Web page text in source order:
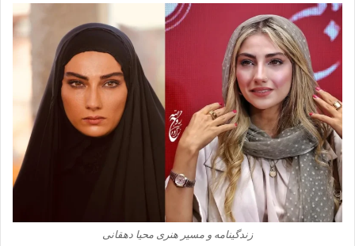
زندگینامه و مسیر هنری محیا دهقانی